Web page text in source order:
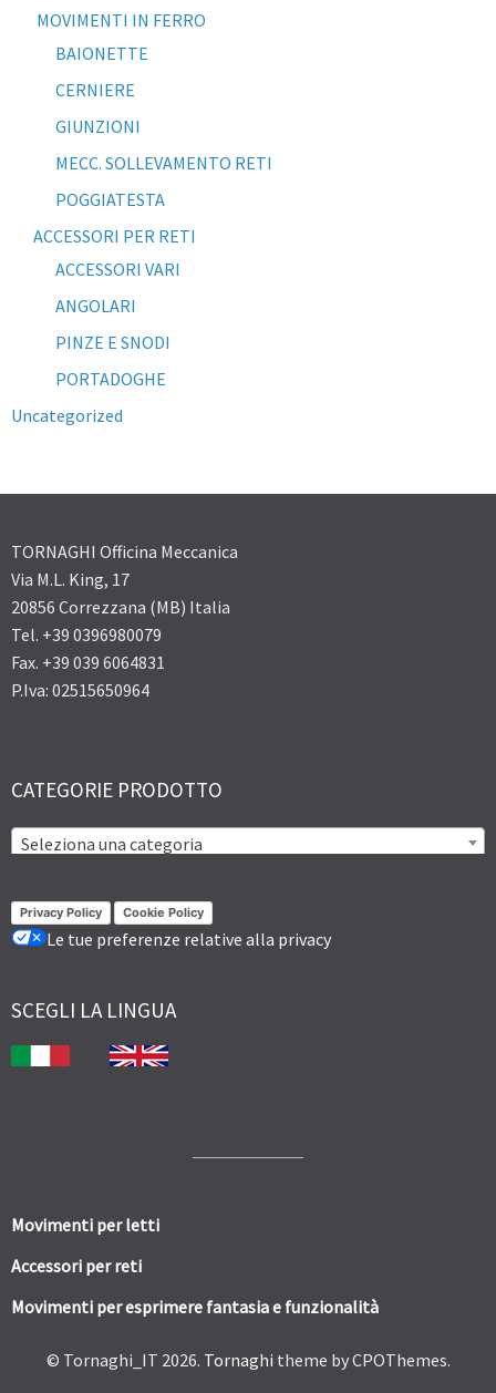
MOVIMENTI IN FERRO
BAIONETTE
CERNIERE
GIUNZIONI
MECC. SOLLEVAMENTO RETI
POGGIATESTA
ACCESSORI PER RETI
ACCESSORI VARI
ANGOLARI
PINZE E SNODI
PORTADOGHE
Uncategorized
TORNAGHI Officina Meccanica
Via M.L. King, 17
20856 Correzzana (MB) Italia
Tel. +39 0396980079
Fax. +39 039 6064831
P.Iva: 02515650964
CATEGORIE PRODOTTO
Seleziona una categoria
Privacy Policy Cookie Policy
Le tue preferenze relative alla privacy
SCEGLI LA LINGUA
Movimenti per letti
Accessori per reti
Movimenti per esprimere fantasia e funzionalità
© Tornaghi_IT 2026. Tornaghi theme by CPOThemes.